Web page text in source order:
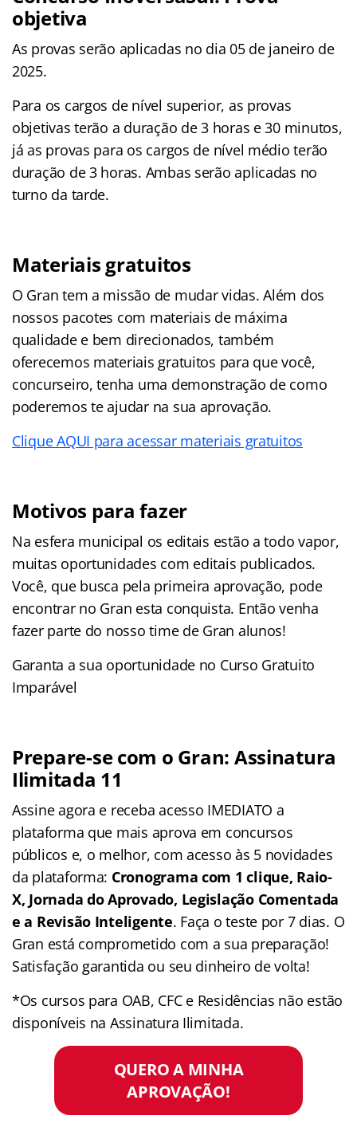
objetiva
As provas serão aplicadas no dia 05 de janeiro de
2025.
Para os cargos de nível superior, as provas
objetivas terão a duração de 3 horas e 30 minutos,
já as provas para os cargos de nível médio terão
duração de 3 horas. Ambas serão aplicadas no
turno da tarde.
Materiais gratuitos
O Gran tem a missão de mudar vidas. Além dos
nossos pacotes com materiais de máxima
qualidade e bem direcionados, também
oferecemos materiais gratuitos para que você,
concurseiro, tenha uma demonstração de como
poderemos te ajudar na sua aprovação.
Clique AQUI para acessar materiais gratuitos
Motivos para fazer
Na esfera municipal os editais estão a todo vapor,
muitas oportunidades com editais publicados.
Você, que busca pela primeira aprovação, pode
encontrar no Gran esta conquista. Então venha
fazer parte do nosso time de Gran alunos!
Garanta a sua oportunidade no Curso Gratuito
Imparável
Prepare-se com o Gran: Assinatura
Ilimitada 11
Assine agora e receba acesso IMEDIATO a
plataforma que mais aprova em concursos
públicos e, o melhor, com acesso às 5 novidades
da plataforma: Cronograma com 1 clique, Raio-
X, Jornada do Aprovado, Legislação Comentada
e a Revisão Inteligente. Faça o teste por 7 dias. O
Gran está comprometido com a sua preparação!
Satisfação garantida ou seu dinheiro de volta!
*Os cursos para OAB, CFC e Residências não estão
disponíveis na Assinatura Ilimitada.
QUERO A MINHA
APROVAÇÃO!